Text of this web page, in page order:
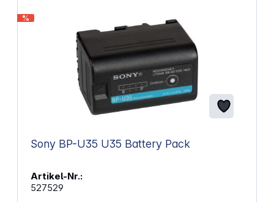
%
Sony BP-U35 U35 Battery Pack
Artikel-Nr.:
527529